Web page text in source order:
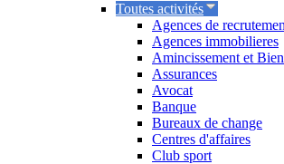
Toutes activités
Agences de
Agences immobilieres
Amincissement et
Assurances
Avocat
Banque
Bureaux de change
Centres d'affaires
Club sport